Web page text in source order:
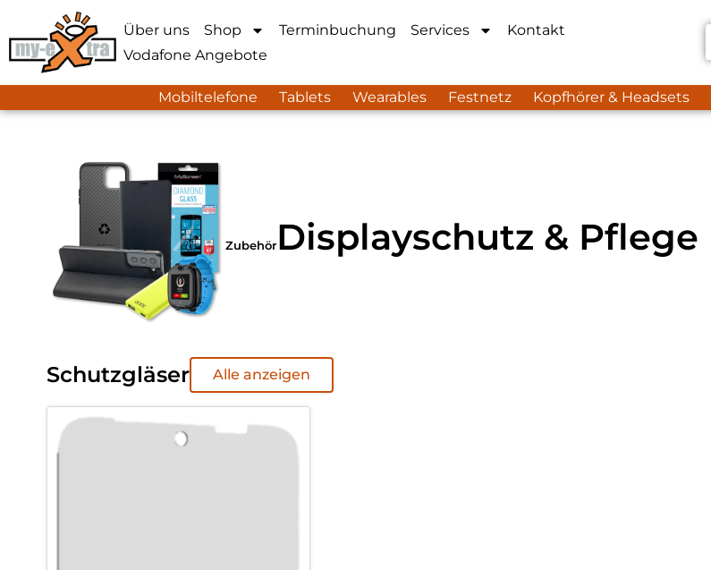
Über uns Shop Terminbuchung Services
Kontakt
Vodafone Angebote
Mobiltelefone Tablets Wearables Festnetz Kopfhörer & Headsets
ZubehörDisplayschutz & Pflege
Schutzgläser Alle anzeigen